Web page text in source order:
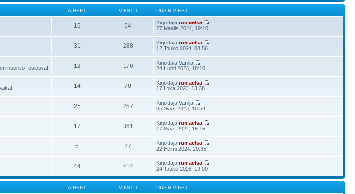
AIHEET VIESTIT UUSIN VIESTI
15 64 Kirjoittajarumaelsa
27 Maalis 2024, 19:10
31 288 Kirjoittajarumaelsa
12 Touko 2024, 08:56
nuoriso -osiossa! 12 176 KirjoittajaVanilja
24 Huhti 2023, 18:10
14 70 Kirjoittajarumaelsa
17 Loka 2023, 13:38
25 257 KirjoittajaVanilja
05 Syys 2023, 18:54
17 361 Kirjoittajarumaelsa
17 Syys 2024, 15:15
5 27 Kirjoittajarumaelsa
22 Helmi 2024, 20:35
44 414 Kirjoittajarumaelsa
24 Touko 2026, 19:00
AIHEET VIESTIT UUSIN VIESTI